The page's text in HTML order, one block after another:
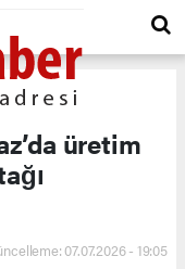
üretim
07.07.2026 - 19:05